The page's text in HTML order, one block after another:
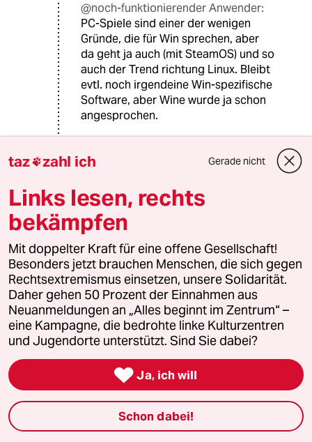
@noch-funktionierender Anwender:
PC-Spiele sind einer der wenigen
Gründe, die für Win sprechen, aber
da geht ja auch (mit SteamOS) und so
auch der Trend richtung Linux. Bleibt
evtl. noch irgendeine Win-spezifische
Software, aber Wine wurde ja schon
angesprochen.
man Mint oder Ubuntu dem
FM Frank Mustermann
07.04.2014,08:51 Uhr
@noch-funktionierender Anwender:
Es gibt für den Heimanwender
einfach noch zu viele Stoplersteine
(und wenn es nur der 8-jährige ist, der
sich beschwert, weil er nicht mehr
Murder-Death-Kill 0815 spielen
kann...)
------------------------
Dann wuerde ich das nicht als
Stolperstein bezeichnen, im
Gegenteil.
taz zahl ich Gerade nicht
Links lesen, rechts
bekämpfen
Mit doppelter Kraft für eine offene Gesellschaft!
Besonders jetzt brauchen Menschen, die sich gegen
Rechtsextremismus einsetzen, unsere Solidarität.
Daher gehen 50 Prozent der Einnahmen aus
Neuanmeldungen an „Alles beginnt im Zentrum“ –
eine Kampagne, die bedrohte linke Kulturzentren
und Jugendorte unterstützt. Sind Sie dabei?
 Ja, ich will
Schon dabei!